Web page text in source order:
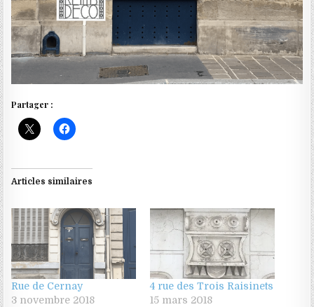
Partager :
Articles similaires
Rue de Cernay
3 novembre 2018
4 rue des Trois Raisinets
15 mars 2018